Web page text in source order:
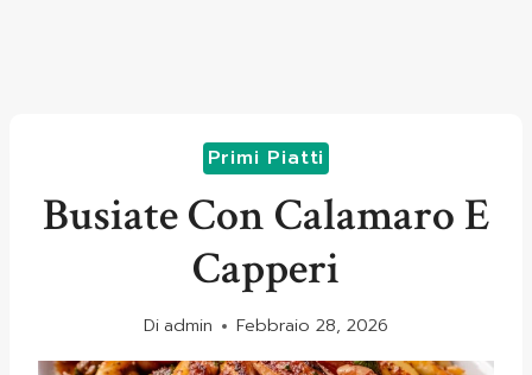
Primi Piatti
Busiate Con Calamaro E
Capperi
Di admin Febbraio 28, 2026